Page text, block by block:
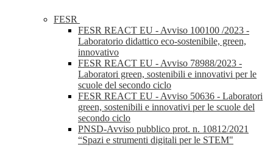
FESR
FESR REACT EU - Avviso 100100 /2023 -
Laboratorio didattico eco-sostenibile, green,
innovativo
FESR REACT EU - Avviso 78988/2023 -
Laboratori green, sostenibili e innovativi per le
scuole del secondo ciclo
FESR REACT EU - Avviso 50636 - Laboratori
green, sostenibili e innovativi per le scuole del
secondo ciclo
PNSD-Avviso pubblico prot. n. 10812/2021
“Spazi e strumenti digitali per le STEM"